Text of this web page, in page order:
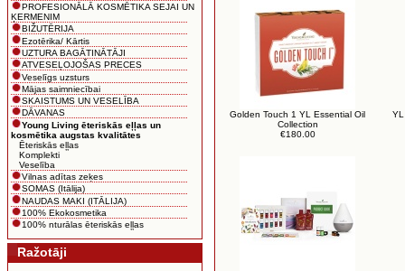
PROFESIONĀLĀ KOSMĒTIKA SEJAI UN
ĶERMENIM
BIŽUTĒRIJA
Ezotērika/ Kārtis
UZTURA BAGĀTINĀTĀJI
ATVESEĻOJOŠAS PRECES
Veselīgs uzsturs
Mājas saimniecībai
SKAISTUMS UN VESELĪBA
DĀVANAS
Young Living ēteriskās eļļas un
kosmētika augstas kvalitātes
Ēteriskās eļļas
Komplekti
Veselība
Vilnas adītas zeķes
SOMAS (Itālija)
NAUDAS MAKI (ITĀLIJA)
100% Ekokosmetika
100% nturālas ēteriskās eļļas
Ražotāji
Golden Touch 1 YL Essential Oil
Collection
€180.00